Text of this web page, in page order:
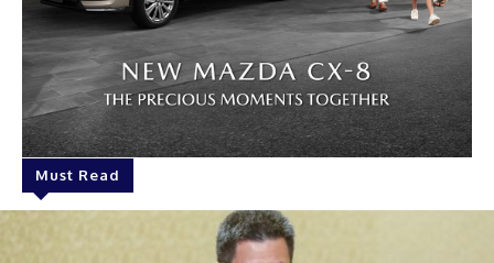
Must Read